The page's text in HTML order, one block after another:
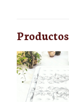
publicada.
marcados
Tu